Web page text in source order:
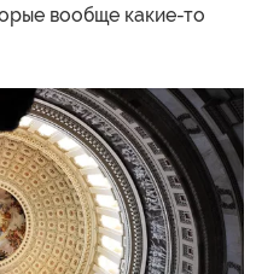
вообще какие-то